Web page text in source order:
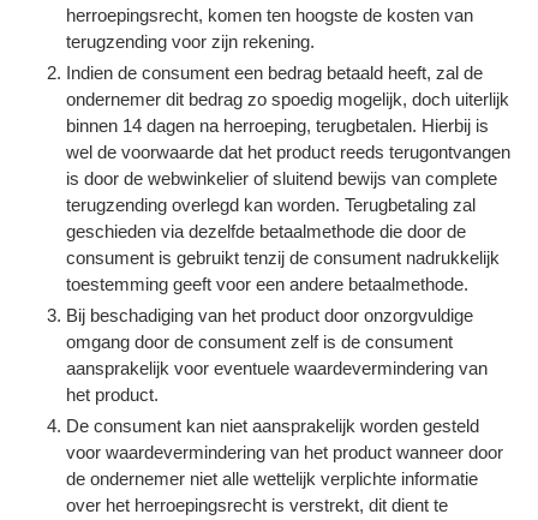
herroepingsrecht, komen ten hoogste de kosten van
terugzending voor zijn rekening.
Indien de consument een bedrag betaald heeft, zal de
ondernemer dit bedrag zo spoedig mogelijk, doch uiterlijk
binnen 14 dagen na herroeping, terugbetalen. Hierbij is
wel de voorwaarde dat het product reeds terugontvangen
is door de webwinkelier of sluitend bewijs van complete
terugzending overlegd kan worden. Terugbetaling zal
geschieden via dezelfde betaalmethode die door de
consument is gebruikt tenzij de consument nadrukkelijk
toestemming geeft voor een andere betaalmethode.
Bij beschadiging van het product door onzorgvuldige
omgang door de consument zelf is de consument
aansprakelijk voor eventuele waardevermindering van
het product.
De consument kan niet aansprakelijk worden gesteld
voor waardevermindering van het product wanneer door
de ondernemer niet alle wettelijk verplichte informatie
over het herroepingsrecht is verstrekt, dit dient te